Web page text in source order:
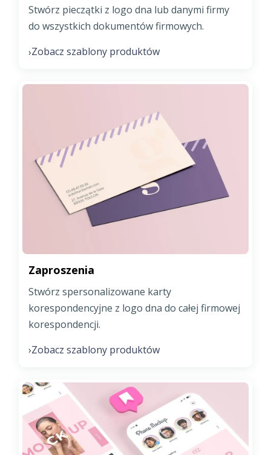
Stwórz pieczątki z logo dna lub danymi firmy
do wszystkich dokumentów firmowych.
›Zobacz szablony produktów
Zaproszenia
Stwórz spersonalizowane karty
korespondencyjne z logo dna do całej firmowej
korespondencji.
›Zobacz szablony produktów